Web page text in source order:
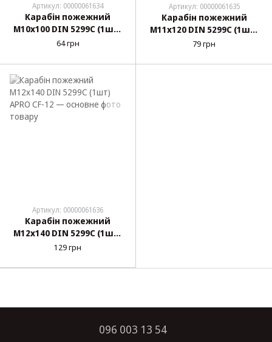
Артикул: 00000061634
Карабін пожежний
М10х100 DIN 5299C (1шт)
APRO CF-10
64 грн
Артикул: 00000061635
Карабін пожежний
М11х120 DIN 5299C (1шт)
APRO CF-11
79 грн
Артикул: 00000061636
Карабін пожежний
М12х140 DIN 5299C (1шт)
APRO CF-12
129 грн
096 003 13 54